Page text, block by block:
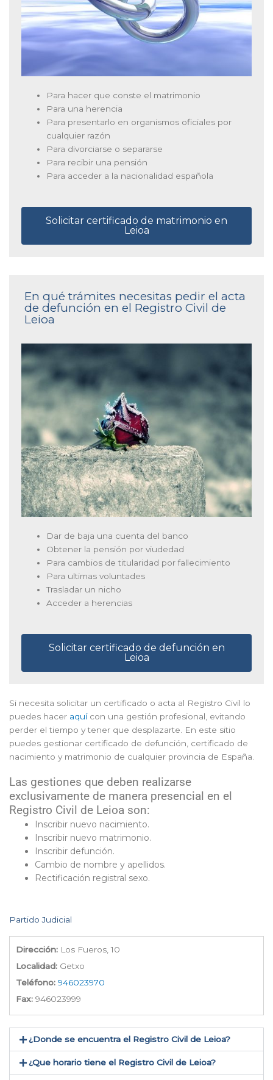
Para hacer que conste el matrimonio
Para una herencia
Para presentarlo en organismos oficiales por
cualquier razón
Para divorciarse o separarse
Para recibir una pensión
Para acceder a la nacionalidad española
Solicitar certificado de matrimonio en
Leioa
En qué trámites necesitas pedir el acta
de defunción en el Registro Civil de
Leioa
Dar de baja una cuenta del banco
Obtener la pensión por viudedad
Para cambios de titularidad por fallecimiento
Para ultimas voluntades
Trasladar un nicho
Acceder a herencias
Solicitar certificado de defunción en
Leioa
Si necesita solicitar un certificado o acta al Registro Civil lo
puedes hacer aquícon una gestión profesional, evitando
perder el tiempo y tener que desplazarte. En este sitio
puedes gestionar certificado de defunción, certificado de
nacimiento y matrimonio de cualquier provincia de España.
Las gestiones que deben realizarse
exclusivamente de manera presencial en el
Registro Civil de Leioa son:
Inscribir nuevo nacimiento.
Inscribir nuevo matrimonio.
Inscribir defunción.
Cambio de nombre y apellidos.
Rectificación registral sexo.
Partido Judicial
Dirección: Los Fueros, 10
Localidad: Getxo
Teléfono: 946023970
Fax: 946023999
¿Donde se encuentra el Registro Civil de Leioa​?
¿Que horario tiene el Registro Civil de Leioa?